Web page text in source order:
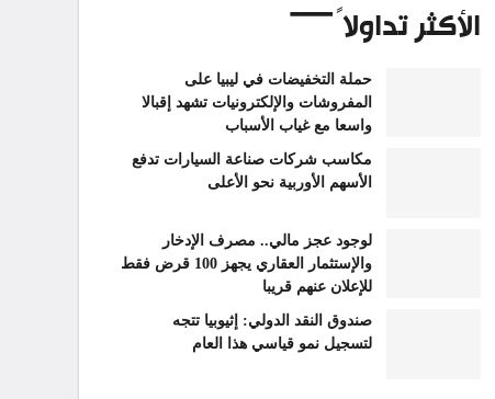
الأكثر تداولاً
حملة التخفيضات في ليبيا على
المفروشات والإلكترونيات تشهد إقبالا
واسعا مع غياب الأسباب
مكاسب شركات صناعة السيارات تدفع
الأسهم الأوربية نحو الأعلى
لوجود عجز مالي.. مصرف الإدخار
والإستثمار العقاري يجهز 100 قرض فقط
للإعلان عنهم قريبا
صندوق النقد الدولي: إثيوبيا تتجه
لتسجيل نمو قياسي هذا العام